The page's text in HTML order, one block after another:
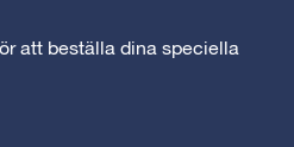
att beställa dina speciella